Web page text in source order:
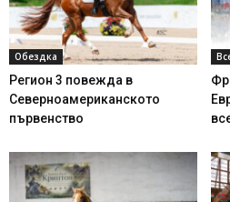
Обездка
Регион 3 повежда в
Северноамериканското
първенство